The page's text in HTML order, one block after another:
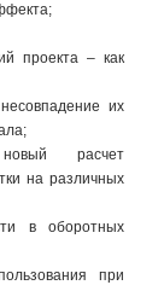
проекта – как
их
расчет
на различных
в оборотных
при